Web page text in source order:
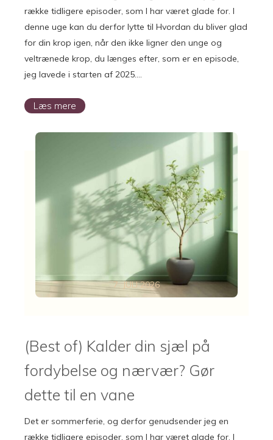
række tidligere episoder, som I har været glade for. I
denne uge kan du derfor lytte til Hvordan du bliver glad
for din krop igen, når den ikke ligner den unge og
veltrænede krop, du længes efter, som er en episode,
jeg lavede i starten af 2025….
Læs mere
(Best of) Kalder din sjæl på
fordybelse og nærvær? Gør
dette til en vane
7. JULI 2026
Det er sommerferie, og derfor genudsender jeg en
række tidligere episoder, som I har været glade for. I